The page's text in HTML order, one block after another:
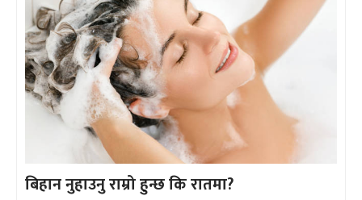
बिहान नुहाउनु राम्रो हुन्छ कि रातमा?